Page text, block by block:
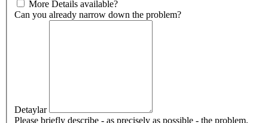
More Details available?
Can you already narrow down the problem?
Detaylar
Please briefly describe - as precisely as possible - the problem.